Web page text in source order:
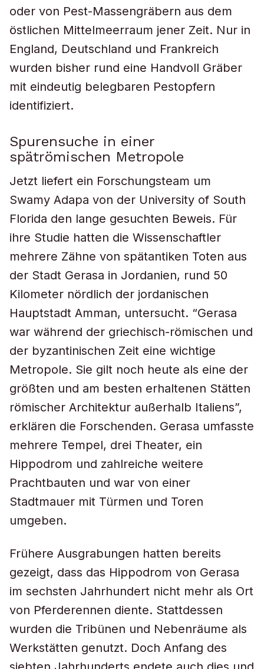
oder von Pest-Massengräbern aus dem
östlichen Mittelmeerraum jener Zeit. Nur in
England, Deutschland und Frankreich
wurden bisher rund eine Handvoll Gräber
mit eindeutig belegbaren Pestopfern
identifiziert.
Spurensuche in einer
spätrömischen Metropole
Jetzt liefert ein Forschungsteam um
Swamy Adapa von der University of South
Florida den lange gesuchten Beweis. Für
ihre Studie hatten die Wissenschaftler
mehrere Zähne von spätantiken Toten aus
der Stadt Gerasa in Jordanien, rund 50
Kilometer nördlich der jordanischen
Hauptstadt Amman, untersucht. “Gerasa
war während der griechisch-römischen und
der byzantinischen Zeit eine wichtige
Metropole. Sie gilt noch heute als eine der
größten und am besten erhaltenen Stätten
römischer Architektur außerhalb Italiens”,
erklären die Forschenden. Gerasa umfasste
mehrere Tempel, drei Theater, ein
Hippodrom und zahlreiche weitere
Prachtbauten und war von einer
Stadtmauer mit Türmen und Toren
umgeben.
Frühere Ausgrabungen hatten bereits
gezeigt, dass das Hippodrom von Gerasa
im sechsten Jahrhundert nicht mehr als Ort
von Pferderennen diente. Stattdessen
wurden die Tribünen und Nebenräume als
Werkstätten genutzt. Doch Anfang des